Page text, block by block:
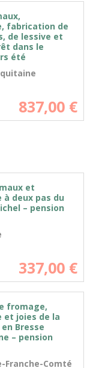
fabrication de
de lessive et
dans le
été
837,00 €
et
deux pas du
– pension
337,00 €
fromage,
et joies de la
Bresse
– pension
Franche-Comté